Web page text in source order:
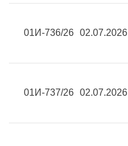
01И-736/26 02.07.2026
01И-737/26 02.07.2026